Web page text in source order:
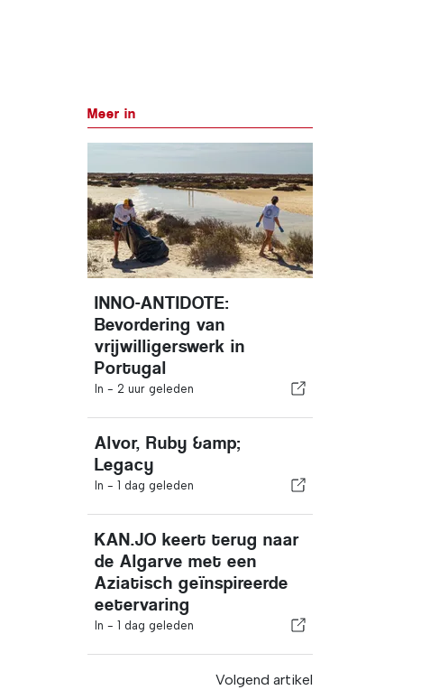
Meer in
INNO-ANTIDOTE:
Bevordering van
vrijwilligerswerk in
Portugal
In - 2 uur geleden
Alvor, Ruby &amp;
Legacy
In - 1 dag geleden
KAN.JO keert terug naar
de Algarve met een
Aziatisch geïnspireerde
eetervaring
In - 1 dag geleden
Volgend artikel